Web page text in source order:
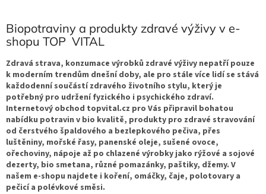
Biopotraviny a produkty zdravé výživy v e-
shopu TOP VITAL
Zdravá strava, konzumace výrobků zdravé výživy nepatří pouze
k moderním trendům dnešní doby, ale pro stále více lidí se stává
každodenní součástí zdravého životního stylu, který je
potřebný pro udržení fyzického i psychického zdraví.
Internetový obchod topvital.cz pro Vás připravil bohatou
nabídku potravin v bio kvalitě, produkty pro zdravé stravování
od čerstvého špaldového a bezlepkového pečiva, přes
luštěniny, mořské řasy, panenské oleje, sušené ovoce,
ořechoviny, nápoje až po chlazené výrobky jako rýžové a sojové
dezerty, bio smetana, různé pomazánky, paštiky, džemy. V
našem e-shopu najdete i koření, omáčky, čaje, polotovary a
pečicí a polévkové směsi.